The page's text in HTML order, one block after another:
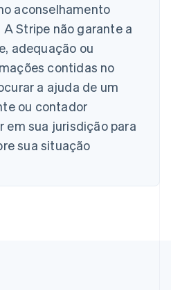
aconselhamento
Stripe não garante a
adequação ou
contidas no
a ajuda de um
ou contador
em sua jurisdição para
sua situação
English